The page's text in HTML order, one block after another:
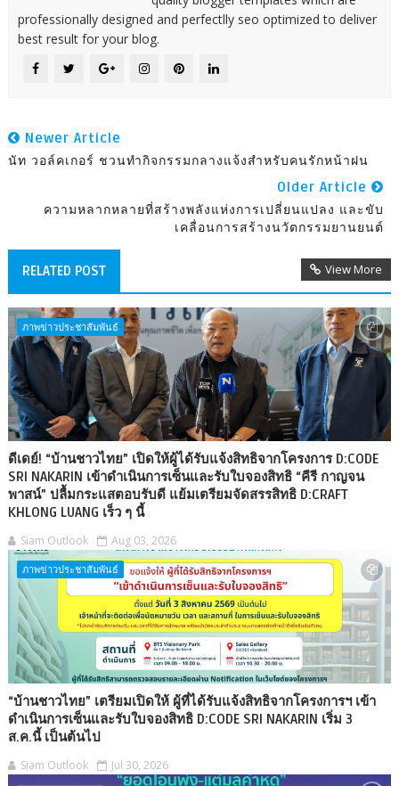
professionally designed and perfectlly seo optimized to deliver
best result for your blog.
Newer Article
นัท วอล์คเกอร์ ชวนทำกิจกรรมกลางแจ้งสำหรับคนรักหน้าฝน
Older Article
ความหลากหลายที่สร้างพลังแห่งการเปลี่ยนแปลง และขับ
เคลื่อนการสร้างนวัตกรรมยานยนต์
RELATED POST View More
ภาพข่าวประชาสัมพันธ์
ดีเดย์! “บ้านชาวไทย” เปิดให้ผู้ได้รับแจ้งสิทธิจากโครงการ D:CODE
SRI NAKARIN เข้าดำเนินการเซ็นและรับใบจองสิทธิ “คีรี กาญจน
พาสน์” ปลื้มกระแสตอบรับดี แย้มเตรียมจัดสรรสิทธิ D:CRAFT
KHLONG LUANG เร็ว ๆ นี้
Siam Outlook Aug 03, 2026
ภาพข่าวประชาสัมพันธ์
“บ้านชาวไทย” เตรียมเปิดให้ ผู้ที่ได้รับแจ้งสิทธิจากโครงการฯ เข้า
ดำเนินการเซ็นและรับใบจองสิทธิ D:CODE SRI NAKARIN เริ่ม 3
ส.ค.นี้ เป็นต้นไป
Siam Outlook Jul 30, 2026